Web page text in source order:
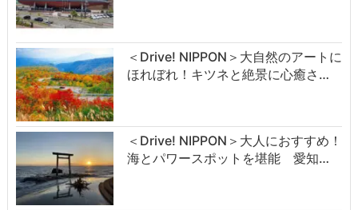
＜Drive! NIPPON＞大自然のアートに
ほれぼれ！キツネと絶景に心癒さ…
＜Drive! NIPPON＞大人におすすめ！
海とパワースポットを堪能 愛知…